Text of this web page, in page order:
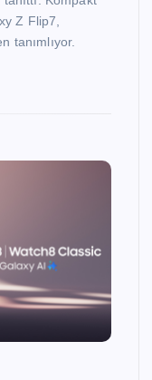
Z Flip7,
tanımlıyor.